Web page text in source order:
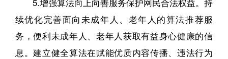
5.增强算法向上向善服务保护网民合法权益。持
续优化完善面向未成年人、老年人的算法推荐服
务，便利未成年人、老年人获取有益身心健康的信
息。建立健全算法在赋能优质内容传播、违法行为